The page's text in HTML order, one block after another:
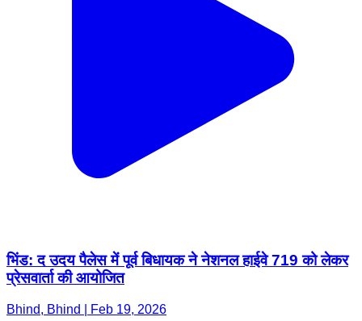
भिंड: द उदय पैलेस में पूर्व बिधायक ने नेशनल हाईवे 719 को लेकर
प्रेसवार्ता की आयोजित
Bhind, Bhind | Feb 19, 2026